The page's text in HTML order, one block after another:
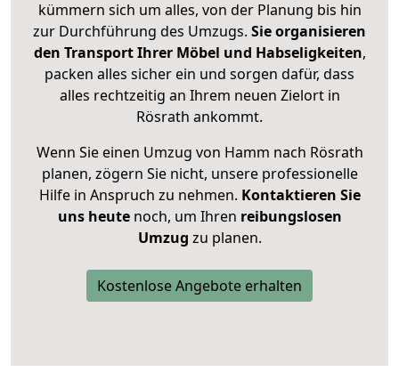
kümmern sich um alles, von der Planung bis hin
zur Durchführung des Umzugs. Sie organisieren
den Transport Ihrer Möbel und Habseligkeiten,
packen alles sicher ein und sorgen dafür, dass
alles rechtzeitig an Ihrem neuen Zielort in
Rösrath ankommt.
Wenn Sie einen Umzug von Hamm nach Rösrath
planen, zögern Sie nicht, unsere professionelle
Hilfe in Anspruch zu nehmen. Kontaktieren Sie
uns heutenoch, um Ihren reibungslosen
Umzug zu planen.
Kostenlose Angebote erhalten